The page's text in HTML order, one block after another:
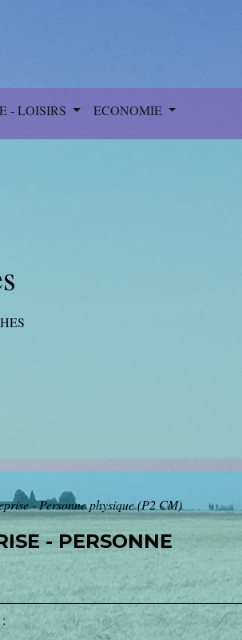
- LOISIRS ECONOMIE
- Personne physique (P2 CM)
- PERSONNE